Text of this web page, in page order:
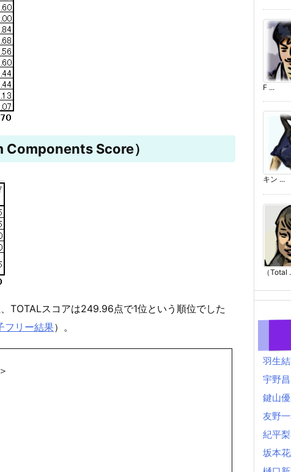
Components Score）
TOTALスコアは249.96点で1位という順位でした
フリー結果）。
F ...
キン ...
（Total
羽生
宇野
鍵山
友野
紀平
坂本